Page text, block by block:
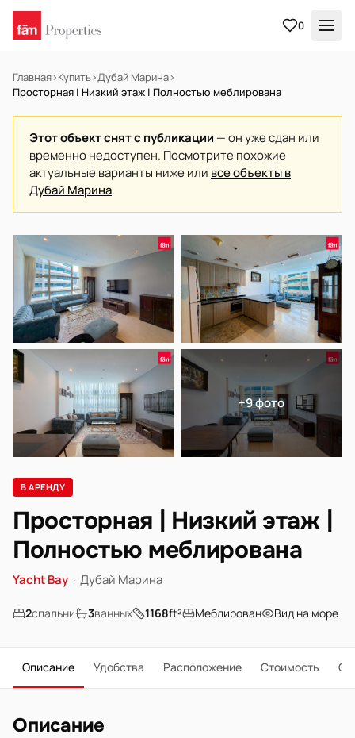
0
Главная›Купить›Дубай Марина›
Просторная | Низкий этаж | Полностью меблирована
Этот объект снят с публикации — он уже сдан или
временно недоступен. Посмотрите похожие
актуальные варианты ниже или все объекты в
Дубай Марина.
В АРЕНДУ Готов к заселению
+9 фото
В АРЕНДУ
Просторная | Низкий этаж |
Полностью меблирована
Yacht Bay · Дубай Марина
2спальни 3ванных 1168ft² Меблирован Вид на море
Описание Удобства Расположение Стоимость О
Описание